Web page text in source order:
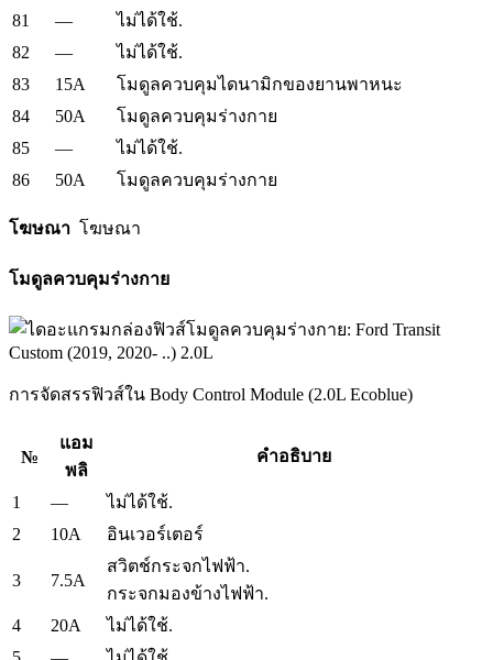
81
—
ไม่ได้ใช้.
82
—
ไม่ได้ใช้.
83
15A
โมดูลควบคุมไดนามิกของยานพาหนะ
84
50A
โมดูลควบคุมร่างกาย
85
—
ไม่ได้ใช้.
86
50A โมดูลควบคุมร่างกาย
โฆษณา โฆษณา
โมดูลควบคุมร่างกาย
การจัดสรรฟิวส์ใน Body Control Module (2.0L Ecoblue)
№
แอม
พลิ
คำอธิบาย
1 —
ไม่ได้ใช้.
2
10A อินเวอร์เตอร์
3 7.5A
สวิตช์กระจกไฟฟ้า.
กระจกมองข้างไฟฟ้า.
4
20A
ไม่ได้ใช้.